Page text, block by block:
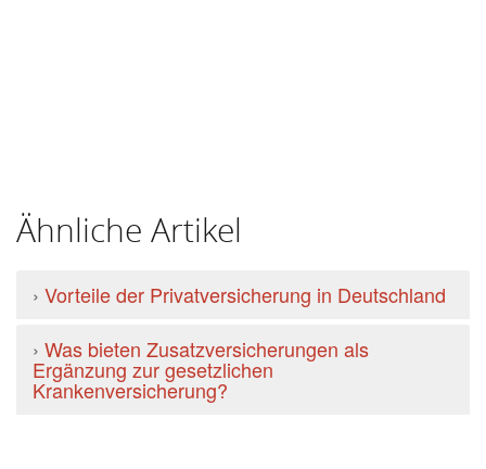
Ähnliche Artikel
› Vorteile der Privatversicherung in Deutschland
› Was bieten Zusatzversicherungen als
Ergänzung zur gesetzlichen
Krankenversicherung?